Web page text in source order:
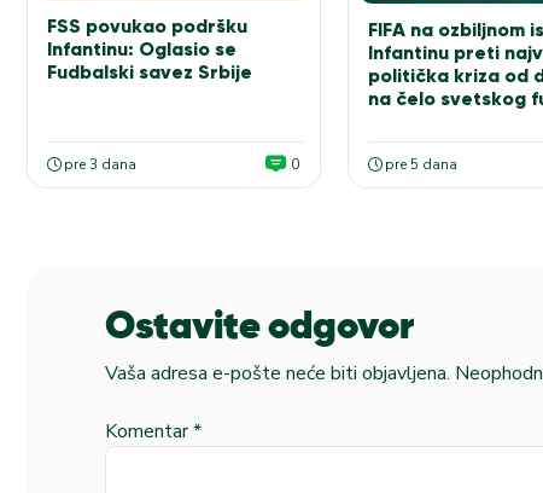
FSS povukao podršku
Infantinu: Oglasio se
Fudbalski savez Srbije
pre 3 dana 0
FIFA na ozbiljnom
Infantinu preti
politička kriza od
na čelo svetskog
pre 5 dana
Ostavite odgovor
Vaša adresa e-pošte neće biti objavljena.
Komentar*